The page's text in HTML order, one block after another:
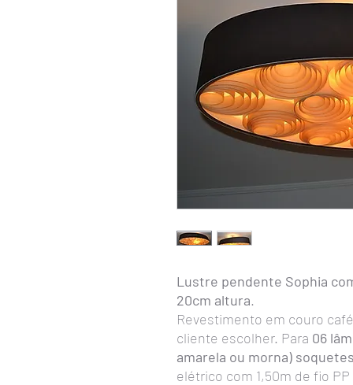
Lustre pendente Sophia
20cm altura.
Revestimento em couro
cliente escolher. Para 06
amarela ou morna)
elétrico com 1,50m de fio